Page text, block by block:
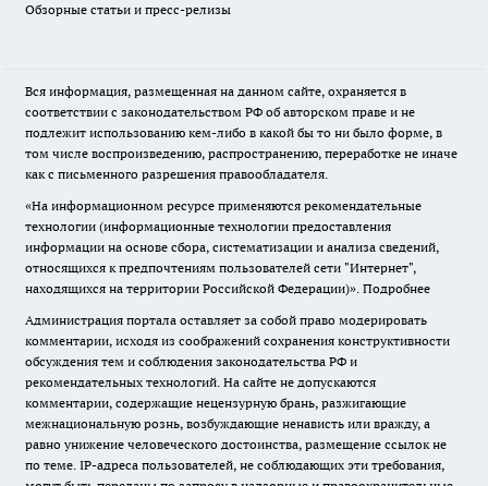
Обзорные статьи и пресс-релизы
Вся информация, размещенная на данном сайте, охраняется в
соответствии с законодательством РФ об авторском праве и не
подлежит использованию кем-либо в какой бы то ни было форме, в
том числе воспроизведению, распространению, переработке не иначе
как с письменного разрешения правообладателя.
«На информационном ресурсе применяются рекомендательные
технологии (информационные технологии предоставления
информации на основе сбора, систематизации и анализа сведений,
относящихся к предпочтениям пользователей сети "Интернет",
находящихся на территории Российской Федерации)». Подробнее
Администрация портала оставляет за собой право модерировать
комментарии, исходя из соображений сохранения конструктивности
обсуждения тем и соблюдения законодательства РФ и
рекомендательных технологий. На сайте не допускаются
комментарии, содержащие нецензурную брань, разжигающие
межнациональную рознь, возбуждающие ненависть или вражду, а
равно унижение человеческого достоинства, размещение ссылок не
по теме. IP-адреса пользователей, не соблюдающих эти требования,